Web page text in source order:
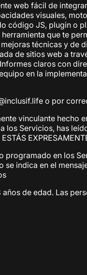
web fácil de
visuales,
código JS, plugin o
herramienta que te
técnicas y de
de sitios web a
claros con
en la
o por
vinculante
Servicios, has
en los
indica en el
de edad. Las